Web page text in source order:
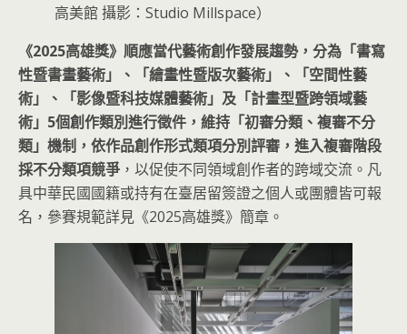
高美館 攝影：Studio Millspace）
《2025高雄獎》順應當代藝術創作發展趨勢，分為「書寫
性暨書畫藝術」、「繪畫性暨版次藝術」、「空間性藝
術」、「影像暨科技媒體藝術」及「計畫型暨跨領域藝
術」5個創作類別進行徵件，維持「初審分類、複審不分
類」機制，依作品創作形式類項分別評審，進入複審階段
採不分類項競爭 ，以促使不同領域創作者的跨域交流。凡
具中華民國國籍或持有在臺居留簽證之個人或團體皆可報
名，參賽規範詳見《2025高雄獎》簡章。